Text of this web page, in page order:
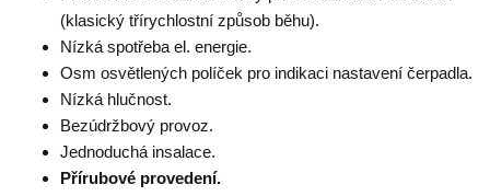
(klasický třírychlostní způsob běhu).
Nízká spotřeba el. energie.
Osm osvětlených políček pro indikaci nastavení čerpadla.
Nízká hlučnost.
Bezúdržbový provoz.
Jednoduchá insalace.
Přírubové provedení.